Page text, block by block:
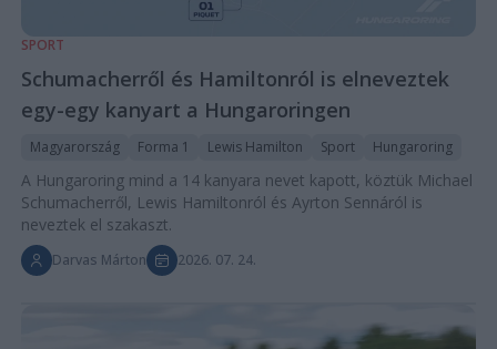
SPORT
Schumacherről és Hamiltonról is elneveztek
egy-egy kanyart a Hungaroringen
Magyarország Forma 1 Lewis Hamilton Sport Hungaroring
A Hungaroring mind a 14 kanyara nevet kapott, köztük Michael
Schumacherről, Lewis Hamiltonról és Ayrton Sennáról is
neveztek el szakaszt.
Darvas Márton 2026. 07. 24.